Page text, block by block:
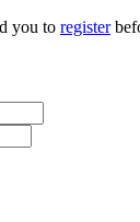
you to register